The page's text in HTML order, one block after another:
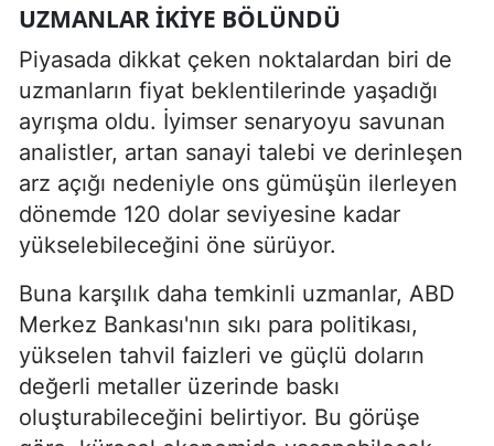
UZMANLAR IKIYE BÖLÜNDÜ
Piyasada dikkat çeken noktalardan biri de
uzmanların fiyat beklentilerinde yaşadığı
ayrışma oldu. İyimser senaryoyu savunan
analistler, artan sanayi talebi ve derinleşen
arz açığı nedeniyle ons gümüşün ilerleyen
dönemde 120 dolar seviyesine kadar
yükselebileceğini öne sürüyor.
Buna karşılık daha temkinli uzmanlar, ABD
Merkez Bankası'nın sıkı para politikası,
yükselen tahvil faizleri ve güçlü doların
değerli metaller üzerinde baskı
oluşturabileceğini belirtiyor. Bu görüşe